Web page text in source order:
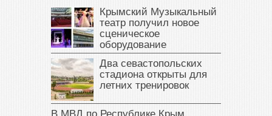
Крымский Музыкальный
театр получил новое
сценическое
оборудование
Два севастопольских
стадиона открыты для
летних тренировок